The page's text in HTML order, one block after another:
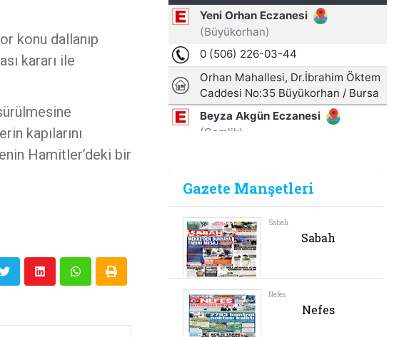
konu dallanıp
kararı ile
kapılarını
Hamitler’deki bir